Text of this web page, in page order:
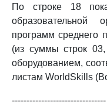
По строке 18
образовательной
программ среднего
(из суммы строк
оборудованием,
листам WorldSkills
--------------------------------